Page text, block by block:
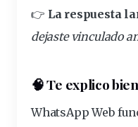
👉 La respuesta
dejaste vinculado
🧠 Te explico
WhatsApp Web